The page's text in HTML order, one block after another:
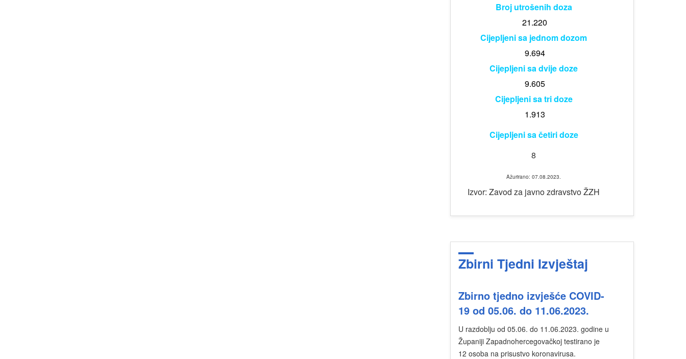
Broj utrošenih doza
21.220
Cijepljeni sa jednom dozom
9.694
Cijepljeni sa dvije doze
9.605
Cijepljeni sa tri doze
1.913
Cijepljeni sa četiri doze
8
Ažurirano: 07.08.2023.
Izvor: Zavod za javno zdravstvo ŽZH
Zbirni Tjedni Izvještaj
Zbirno tjedno izvješće COVID-
19 od 05.06. do 11.06.2023.
U razdoblju od 05.06. do 11.06.2023. godine u
Županiji Zapadnohercegovačkoj testirano je
12 osoba na prisustvo koronavirusa.